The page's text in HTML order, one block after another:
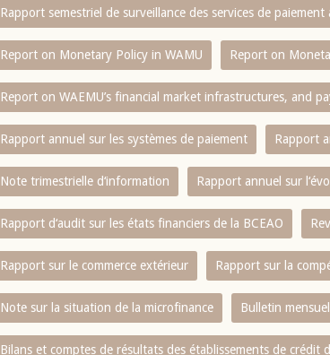
Rapport semestriel de surveillance des services de
Report on Monetary Policy in WAMU Report on
Report on WAEMU’s financial market infrastructures, and
Rapport annuel sur les systèmes de paiement Rapport
Note trimestrielle d‘information Rapport annuel sur
Rapport d‘audit sur les états financiers de la BCEAO
Rapport sur le commerce extérieur Rapport sur la
Note sur la situation de la microfinance Bulletin
Bilans et comptes de résultats des établissements de crédit